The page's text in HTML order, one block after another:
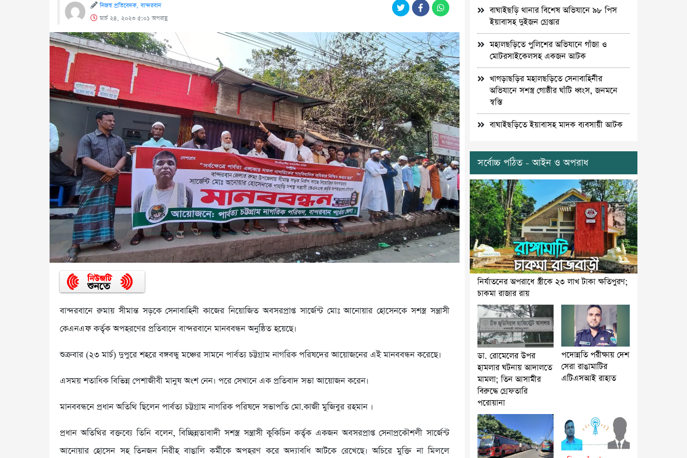
নিজস্ব প্রতিবেদক, বান্দরবান
মার্চ ২৪, ২০২৩ ৫:০১ অপরাহ্ণ
বান্দরবানে রুমায় সীমান্ত সড়কে সেনাবাহিনী কাজের নিয়োজিত অবসরপ্রাপ্ত সার্জেন্ট মোঃ আনোয়ার হোসেনকে সশস্ত্র সন্ত্রাসী
কেএনএফ কর্তৃক অপহরণের প্রতিবাদে বান্দরবানে মানববন্ধন অনুষ্ঠিত হয়েছে।
শুক্রবার (২৩ মার্চ) দুপুরে শহরে বঙ্গবন্ধু মঞ্চের সামনে পার্বত্য চট্টগ্রাম নাগরিক পরিষদের আয়োজনের এই মানববন্ধন করেছে।
এসময় শতাধিক বিভিন্ন পেশাজীবী মানুষ অংশ নেন। পরে সেখানে এক প্রতিবাদ সভা আয়োজন করেন।
মানববন্ধনে প্রধান অতিথি ছিলেন পার্বত্য চট্টগ্রাম নাগরিক পরিষদে সভাপতি মো.কাজী মুজিবুর রহমান ।
প্রধান অতিথির বক্তব্যে তিনি বলেন, বিচ্ছিন্নতাবাদী সশস্ত্র সন্ত্রাসী কুকিচিন কর্তৃক একজন অবসরপ্রাপ্ত সেনাপ্রকৌশলী সার্জেন্ট
আনোয়ার হোসেন সহ তিনজন নিরীহ বাঙালি কর্মীকে অপহরণ করে অদ্যাবধি আটকে রেখেছে। অচিরে মুক্তি না মিললে
বাঘাইছড়ি থানার বিশেষ অভিযানে ৯৮ পিস
ইয়াবাসহ দুইজন গ্রেপ্তার
মহালছড়িতে পুলিশের অভিযানে গাঁজা ও
মোটরসাইকেলসহ একজন আটক
খাগড়াছড়ির মহালছড়িতে সেনাবাহিনীর
অভিযানে সশস্ত্র গোষ্ঠীর ঘাঁটি ধ্বংস, জনমনে
স্বস্তি
বাঘাইছড়িতে ইয়াবাসহ মাদক ব্যবসায়ী আটক
সর্বোচ্চ পঠিত - আইন ও অপরাধ
নির্যাতনের অপরাধে স্ত্রীকে ২৩ লাখ টাকা ক্ষতিপুরণ;
চাকমা রাজার রায়
ডা. রোমেলের উপর
হামলার ঘটনায় আদালতে
মামলা; তিন আসামীর
বিরুদ্ধে গ্রেফতারি
পরোয়ানা
পদোন্নতি পরীক্ষায় দেশ
সেরা রাঙামাটির
এটিএসআই রাহাত